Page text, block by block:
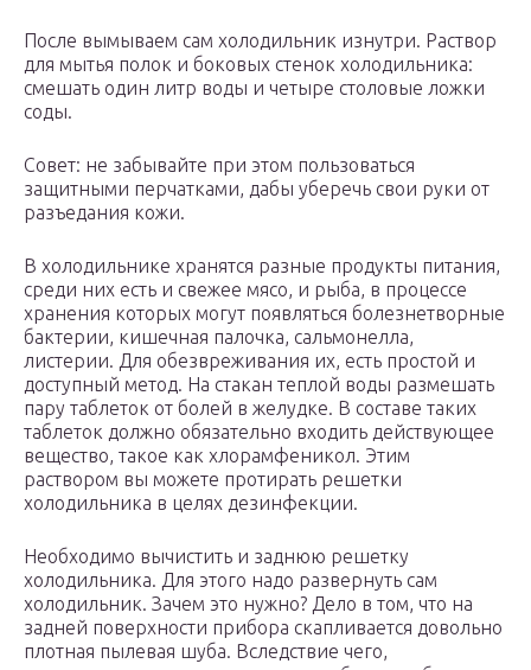
После вымываем сам холодильник изнутри. Раствор
для мытья полок и боковых стенок холодильника:
смешать один литр воды и четыре столовые ложки
соды.
Совет: не забывайте при этом пользоваться
защитными перчатками, дабы уберечь свои руки от
разъедания кожи.
В холодильнике хранятся разные продукты питания,
среди них есть и свежее мясо, и рыба, в процессе
хранения которых могут появляться болезнетворные
бактерии, кишечная палочка, сальмонелла,
листерии. Для обезвреживания их, есть простой и
доступный метод. На стакан теплой воды размешать
пару таблеток от болей в желудке. В составе таких
таблеток должно обязательно входить действующее
вещество, такое как хлорамфеникол. Этим
раствором вы можете протирать решетки
холодильника в целях дезинфекции.
Необходимо вычистить и заднюю решетку
холодильника. Для этого надо развернуть сам
холодильник. Зачем это нужно? Дело в том, что на
задней поверхности прибора скапливается довольно
плотная пылевая шуба. Вследствие чего,